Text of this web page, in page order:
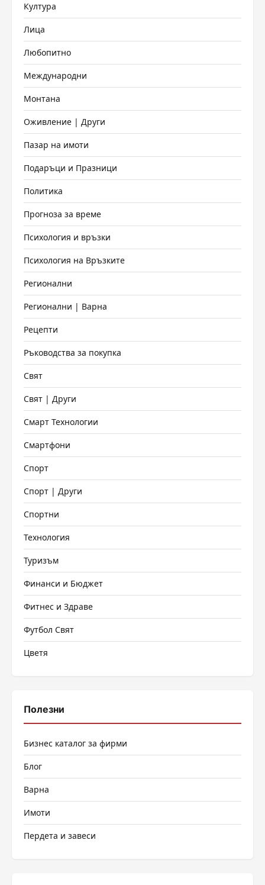
Култура
Лица
Любопитно
Международни
Монтана
Оживление | Други
Пазар на имоти
Подаръци и Празници
Политика
Прогноза за време
Психология и връзки
Психология на Връзките
Регионални
Регионални | Варна
Рецепти
Ръководства за покупка
Свят
Свят | Други
Смарт Технологии
Смартфони
Спорт
Спорт | Други
Спортни
Технология
Туризъм
Финанси и Бюджет
Фитнес и Здраве
Футбол Свят
Цветя
Полезни
Бизнес каталог за фирми
Блог
Варна
Имоти
Пердета и завеси